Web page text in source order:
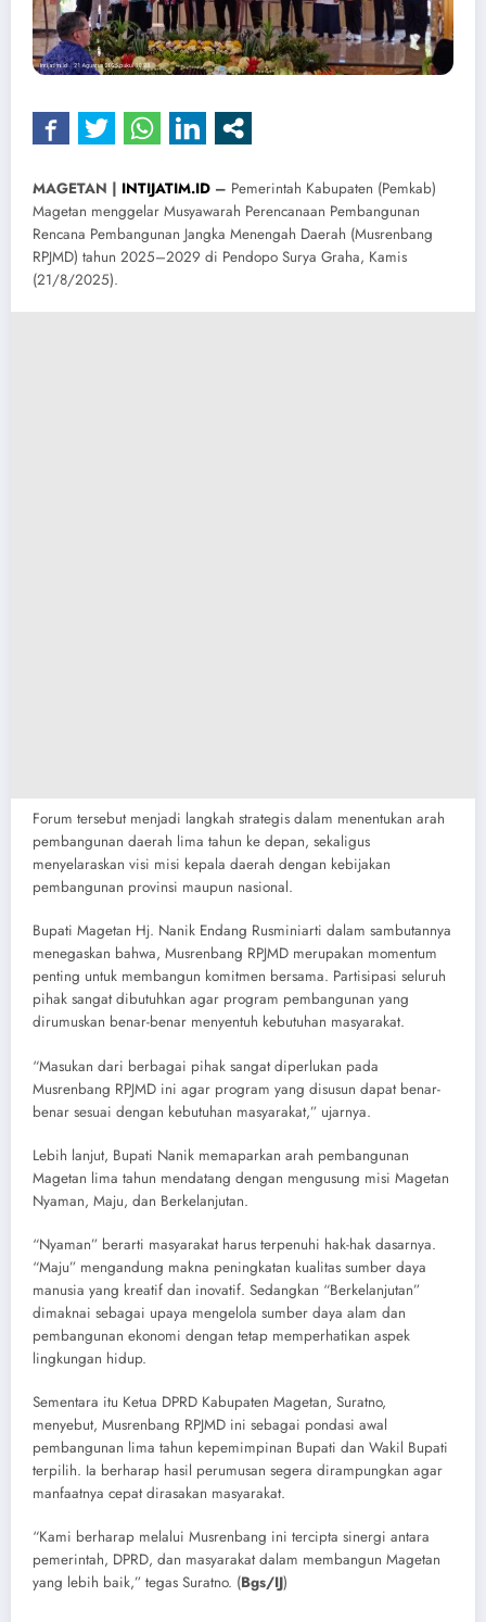
MAGETAN | INTIJATIM.ID – Pemerintah Kabupaten (Pemkab)
Magetan menggelar Musyawarah Perencanaan Pembangunan
Rencana Pembangunan Jangka Menengah Daerah (Musrenbang
RPJMD) tahun 2025–2029 di Pendopo Surya Graha, Kamis
(21/8/2025).
Forum tersebut menjadi langkah strategis dalam menentukan arah
pembangunan daerah lima tahun ke depan, sekaligus
menyelaraskan visi misi kepala daerah dengan kebijakan
pembangunan provinsi maupun nasional.
Bupati Magetan Hj. Nanik Endang Rusminiarti dalam sambutannya
menegaskan bahwa, Musrenbang RPJMD merupakan momentum
penting untuk membangun komitmen bersama. Partisipasi seluruh
pihak sangat dibutuhkan agar program pembangunan yang
dirumuskan benar-benar menyentuh kebutuhan masyarakat.
“Masukan dari berbagai pihak sangat diperlukan pada
Musrenbang RPJMD ini agar program yang disusun dapat benar-
benar sesuai dengan kebutuhan masyarakat,” ujarnya.
Lebih lanjut, Bupati Nanik memaparkan arah pembangunan
Magetan lima tahun mendatang dengan mengusung misi Magetan
Nyaman, Maju, dan Berkelanjutan.
“Nyaman” berarti masyarakat harus terpenuhi hak-hak dasarnya.
“Maju” mengandung makna peningkatan kualitas sumber daya
manusia yang kreatif dan inovatif. Sedangkan “Berkelanjutan”
dimaknai sebagai upaya mengelola sumber daya alam dan
pembangunan ekonomi dengan tetap memperhatikan aspek
lingkungan hidup.
Sementara itu Ketua DPRD Kabupaten Magetan, Suratno,
menyebut, Musrenbang RPJMD ini sebagai pondasi awal
pembangunan lima tahun kepemimpinan Bupati dan Wakil Bupati
terpilih. Ia berharap hasil perumusan segera dirampungkan agar
manfaatnya cepat dirasakan masyarakat.
“Kami berharap melalui Musrenbang ini tercipta sinergi antara
pemerintah, DPRD, dan masyarakat dalam membangun Magetan
yang lebih baik,” tegas Suratno. (Bgs/IJ)